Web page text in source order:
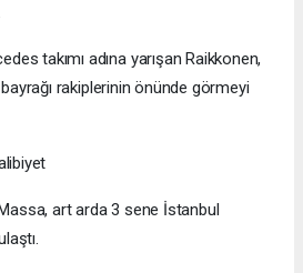
takımı adına yarışan Raikkonen,
rakiplerinin önünde görmeyi
art arda 3 sene İstanbul